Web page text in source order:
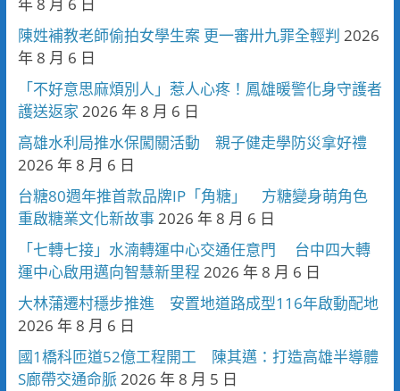
年 8 月 6 日
陳姓補教老師偷拍女學生案 更一審卅九罪全輕判 2026
年 8 月 6 日
「不好意思麻煩別人」惹人心疼！鳳雄暖警化身守護者
護送返家 2026 年 8 月 6 日
高雄水利局推水保闖關活動 親子健走學防災拿好禮
2026 年 8 月 6 日
台糖80週年推首款品牌IP「角糖」 方糖變身萌角色
重啟糖業文化新故事2026 年 8 月 6 日
「七轉七接」水湳轉運中心交通任意門 台中四大轉
運中心啟用邁向智慧新里程 2026 年 8 月 6 日
大林蒲遷村穩步推進 安置地道路成型116年啟動配地
2026 年 8 月 6 日
國1橋科匝道52億工程開工 陳其邁：打造高雄半導體
S廊帶交通命脈2026 年 8 月 5 日